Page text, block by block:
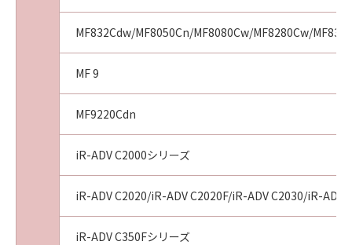
３．情報送信および利用の承諾
お客様は、(1)お客様が「ソフトウェア」を使用
ヤノンが指定した第三者のサーバーにアクセス
した場合に、お客様の使用環境に適合した情
報・データのお客様への提供のために、「ソフ
トウェア」が、お客様の使用する「プリンタ
ー」の名称およびシリアル番号、「許諾ソフト
ウェア」の種類、言語の設定情報、インクまた
はトナーの情報、「プリンター」の状態に関す
る情報、地域情報、並びにOS・ブラウザーの種
類等の情報を送信する場合があること（但し、
MF832Cdw/MF8050Cn/MF8080Cw/MF8280Cw/
MF 9
MF9220Cdn
iR-ADV C2000シリーズ
iR-ADV C2020/iR-ADV C2020F/iR-ADV C2030/iR-
iR-ADV C350Fシリーズ